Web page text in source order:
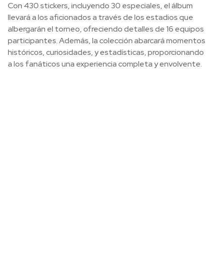
Con 430 stickers, incluyendo 30 especiales, el álbum
llevará a los aficionados a través de los estadios que
albergarán el torneo, ofreciendo detalles de 16 equipos
participantes. Además, la colección abarcará momentos
históricos, curiosidades, y estadísticas, proporcionando
a los fanáticos una experiencia completa y envolvente.